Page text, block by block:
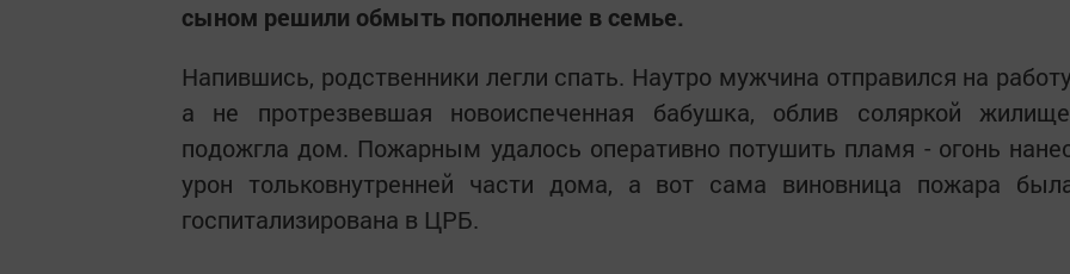
сыном решили обмыть пополнение в семье.
Напившись, родственники легли спать. Наутро мужчина отправился на
а не протрезвевшая новоиспеченная бабушка, облив соляркой
подожгла дом. Пожарным удалось оперативно потушить пламя - огонь
урон тольковнутренней части дома, а вот сама виновница пожара
госпитализирована в ЦРБ.